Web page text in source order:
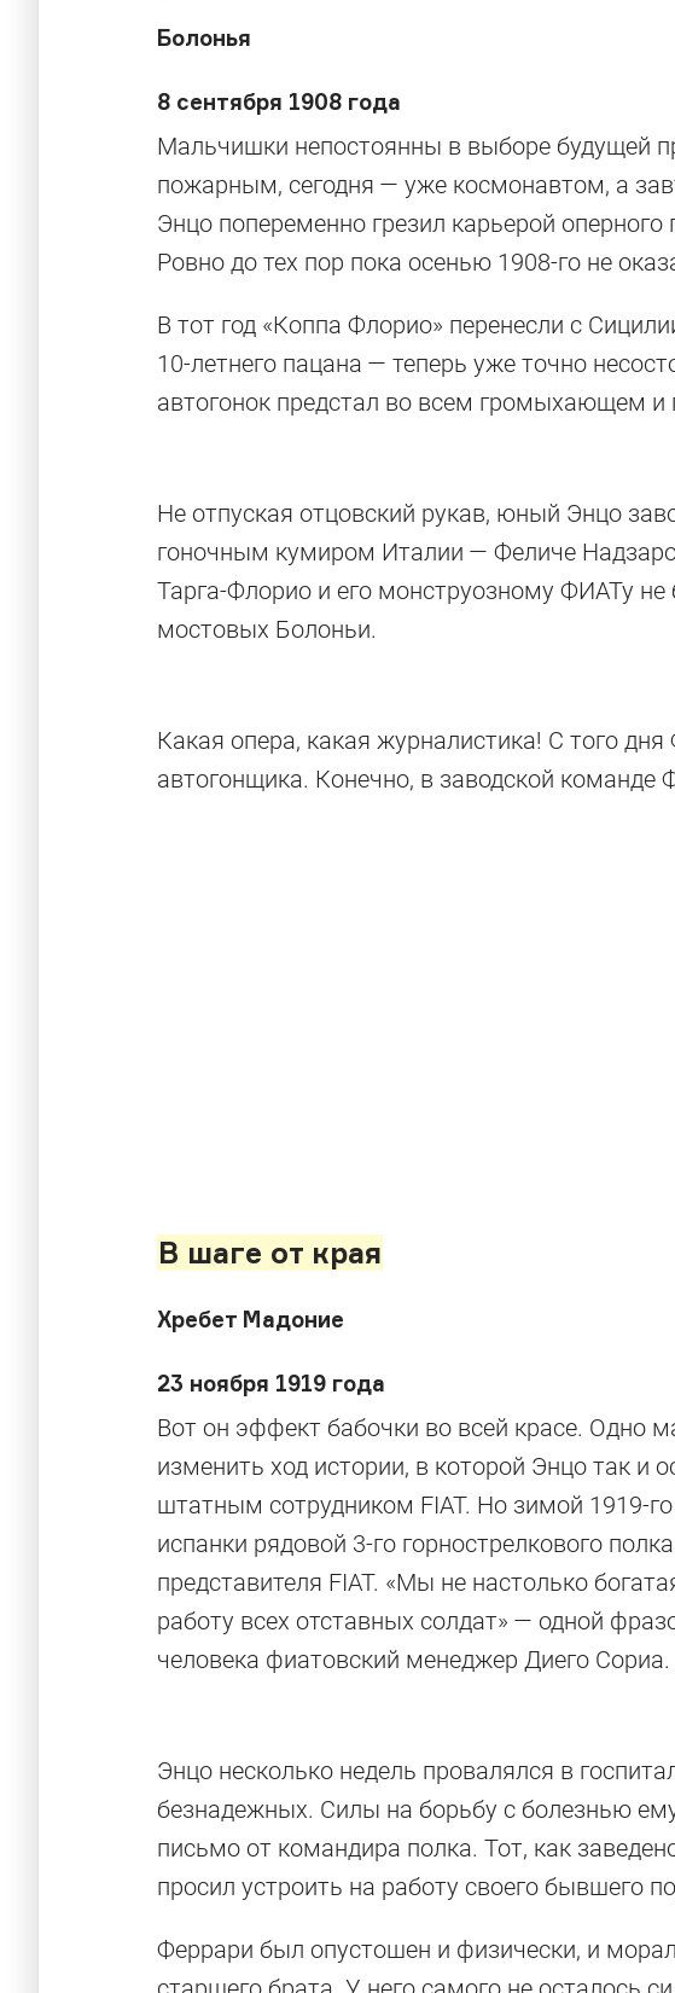
Болонья
8 сентября 1908 года
Мальчишки непостоянны в выборе будущей
пожарным, сегодня — уже космонавтом, а
Энцо попеременно грезил карьерой
Ровно до тех пор пока осенью 1908-го не
В тот год «Коппа Флорио» перенесли с
10-летнего пацана — теперь уже точно
автогонок предстал во всем громыхающем и
Не отпуская отцовский рукав, юный Энцо
гоночным кумиром Италии — Феличе
Тарга-Флорио и его монструозному ФИАТу
мостовых Болоньи.
Какая опера, какая журналистика! С того
автогонщика. Конечно, в заводской
В шаге от края
Хребет Мадоние
23 ноября 1919 года
Вот он эффект бабочки во всей красе. Одно
изменить ход истории, в которой Энцо так и
штатным сотрудником FIAT. Но зимой 1919-
испанки рядовой 3-го горнострелкового
представителя FIAT. «Мы не настолько
работу всех отставных солдат» — одной
человека фиатовский менеджер Диего Сориа.
Энцо несколько недель провалялся в
безнадежных. Силы на борьбу с болезнью
письмо от командира полка. Тот, как
просил устроить на работу своего бывшего
Феррари был опустошен и физически, и